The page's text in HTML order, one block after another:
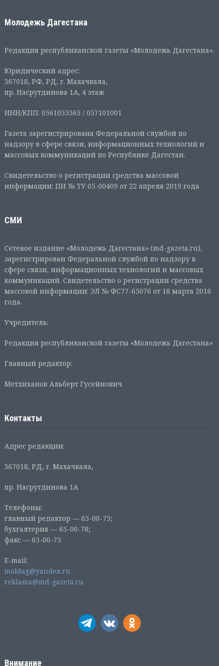
Молодежь Дагестана
Редакция республиканской газеты «Молодежь Дагестана».
Юридический адрес:
367018, РФ, РД, г. Махачкала,
пр. Насрутдинова 1А, 4 этаж
ИНН/КПП: 0561055365 / 057101001
Газета зарегистрирована Федеральной службой по
надзору в сфере связи, информационных технологий и
массовых коммуникаций по Республике Дагестан.
Свидетельство о регистрации средства массовой
информации: ПИ № ТУ 05-00409 от 22 апреля 2019 года
СМИ
Сетевое издание «Молодежь Дагестана» (md-gazeta.ru),
зарегистрирован Федеральной службой по надзору в
сфере связи, информационных технологий и массовых
коммуникаций. Свидетельство о регистрации средства
массовой информации: ЭЛ № ФС77-65076 от 18 марта 2016
года.
Учредитель:
Редакция республиканской газеты «Молодежь Дагестана»
Главный редактор:
Метхиханов Альберт Гусейнович
Контакты
Адрес редакции:
367018, РД, г. Махачкала,
пр. Насрутдинова 1А
Телефоны:
главный редактор — 65-00-75;
бухгалтерия — 65-00-78;
факс — 65-00-75
E-mail:
moldag@yandex.ru
reklama@md-gazeta.ru
Внимание